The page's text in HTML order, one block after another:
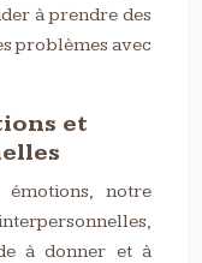
à prendre des
problèmes avec
et
notre
à donner et à